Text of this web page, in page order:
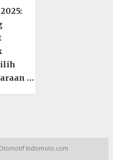
…
Indomoto.com